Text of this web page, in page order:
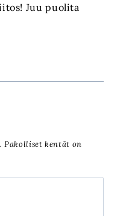
Juu puolita
Pakolliset kentät on